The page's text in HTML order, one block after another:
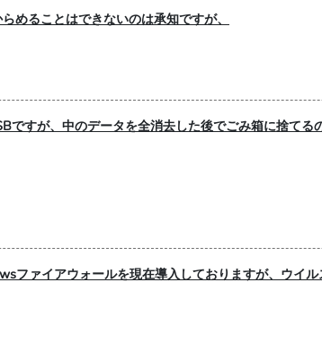
めることはできないのは承知ですが、
すが、中のデータを全消去した後でごみ箱に捨てる
ァイアウォールを現在導入しておりますが、ウイ